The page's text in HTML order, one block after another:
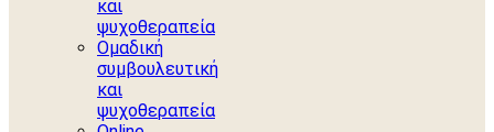
και
ψυχοθεραπεία
Ομαδική
συμβουλευτική
και
ψυχοθεραπεία